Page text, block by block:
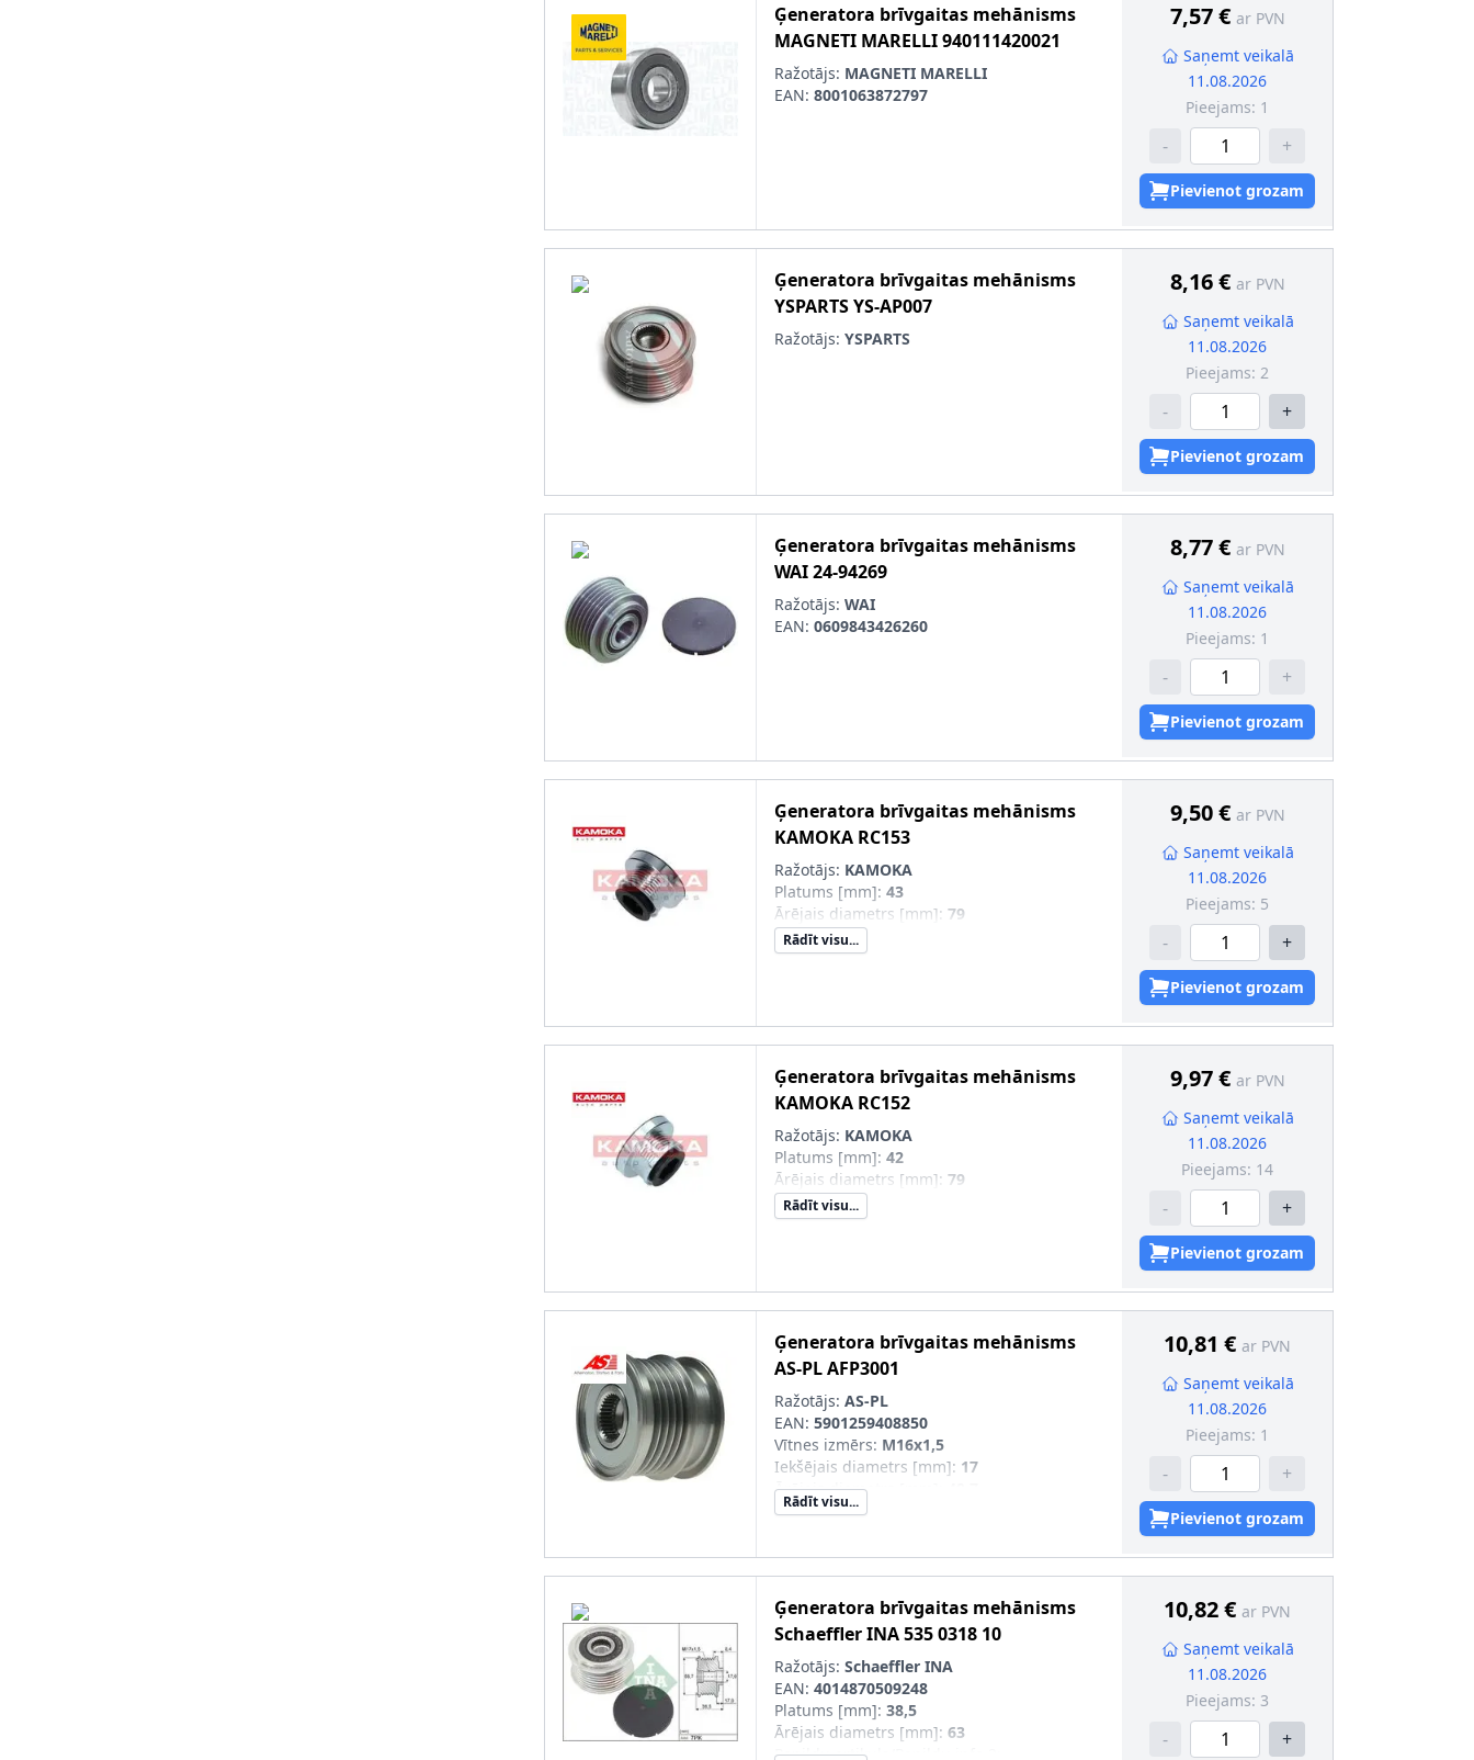
Ģeneratora brīvgaitas mehānisms
MAGNETI MARELLI940111420021
Ražotājs: MAGNETI MARELLI
EAN: 8001063872797
7,57 € ar PVN
Saņemt veikalā
11.08.2026
Pieejams: 1
- +
Pievienot grozam
Ģeneratora brīvgaitas mehānisms
YSPARTSYS-AP007
Ražotājs: YSPARTS
8,16 € ar PVN
Saņemt veikalā
11.08.2026
Pieejams: 2
- +
Pievienot grozam
Ģeneratora brīvgaitas mehānisms
WAI24-94269
Ražotājs: WAI
EAN: 0609843426260
8,77 € ar PVN
Saņemt veikalā
11.08.2026
Pieejams: 1
- +
Pievienot grozam
Ģeneratora brīvgaitas mehānisms
KAMOKA RC153
Ražotājs: KAMOKA
Platums [mm]: 43
Ārējais diametrs [mm]: 79
Rādīt visu...
9,50 € ar PVN
Saņemt veikalā
11.08.2026
Pieejams: 5
- +
Pievienot grozam
Ģeneratora brīvgaitas mehānisms
KAMOKA RC152
Ražotājs: KAMOKA
Platums [mm]: 42
Ārējais diametrs [mm]: 79
Rādīt visu...
9,97 € ar PVN
Saņemt veikalā
11.08.2026
Pieejams: 14
- +
Pievienot grozam
Ģeneratora brīvgaitas mehānisms
AS-PLAFP3001
Ražotājs: AS-PL
EAN: 5901259408850
Vītnes izmērs: M16x1,5
Iekšējais diametrs [mm]: 17
Ārējais diametrs [mm]
Garums 1 [mm]
Rievu skaits:5
Rādīt visu...
10,81 € ar PVN
Saņemt veikalā
11.08.2026
Pieejams: 1
- +
Pievienot grozam
Ģeneratora brīvgaitas mehānisms
Schaeffler INA535 0318 10
Ražotājs: Schaeffler INA
EAN: 4014870509248
Platums [mm]: 38,5
Ārējais diametrs [mm]: 63
Papildu artikuls/Papildu info 2
10,82 € ar PVN
Saņemt veikalā
11.08.2026
Pieejams: 3
- +